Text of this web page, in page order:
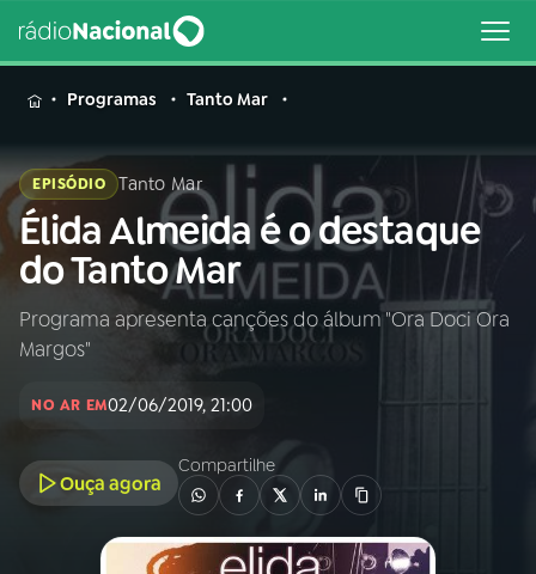
MENU
Buscar
na
Rádio
Nacional
Buscar
AO VIVO
Programas Tanto Mar
EPISÓDIO Tanto Mar
Élida Almeida é o destaque
do Tanto Mar
Programa apresenta canções do álbum "Ora Doci Ora
Margos"
NO AR EM02/06/2019, 21:00
Ouça agora
Compartilhe